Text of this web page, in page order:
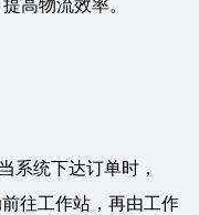
高物流效率。
系统下达订单时，
往工作站，再由工作